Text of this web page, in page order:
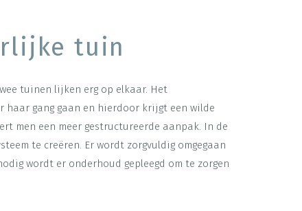
tuin
tuinen lijken erg op elkaar. Het
haar gang gaan en hierdoor krijgt een wilde
men een meer gestructureerde aanpak. In de
te creëren. Er wordt zorgvuldig omgegaan
wordt er onderhoud gepleegd om te zorgen